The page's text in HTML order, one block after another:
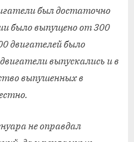
был достаточно
было выпущено от 300
двигателей было
выпускались и в
выпушенных в
не оправдал